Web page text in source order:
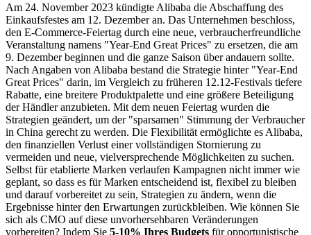
Am 24. November 2023 kündigte Alibaba die Abschaffung des
Einkaufsfestes am 12. Dezember an. Das Unternehmen beschloss,
den E-Commerce-Feiertag durch eine neue, verbraucherfreundliche
Veranstaltung namens "Year-End Great Prices" zu ersetzen, die am
9. Dezember beginnen und die ganze Saison über andauern sollte.
Nach Angaben von Alibaba bestand die Strategie hinter "Year-End
Great Prices" darin, im Vergleich zu früheren 12.12-Festivals tiefere
Rabatte, eine breitere Produktpalette und eine größere Beteiligung
der Händler anzubieten. Mit dem neuen Feiertag wurden die
Strategien geändert, um der "sparsamen" Stimmung der Verbraucher
in China gerecht zu werden. Die Flexibilität ermöglichte es Alibaba,
den finanziellen Verlust einer vollständigen Stornierung zu
vermeiden und neue, vielversprechende Möglichkeiten zu suchen.
Selbst für etablierte Marken verlaufen Kampagnen nicht immer wie
geplant, so dass es für Marken entscheidend ist, flexibel zu bleiben
und darauf vorbereitet zu sein, Strategien zu ändern, wenn die
Ergebnisse hinter den Erwartungen zurückbleiben. Wie können Sie
sich als CMO auf diese unvorhersehbaren Veränderungen
vorbereiten? Indem Sie 5-10% Ihres Budgets für opportunistische